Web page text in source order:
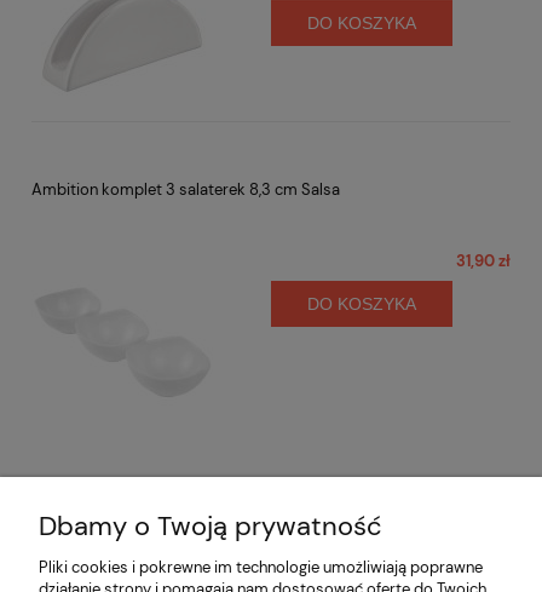
DO KOSZYKA
Ambition komplet 3 salaterek 8,3 cm Salsa
31,90 zł
DO KOSZYKA
Opinie o produkcie (0)
Dbamy o Twoją prywatność
Pliki cookies i pokrewne im technologie umożliwiają poprawne